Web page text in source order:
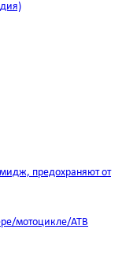
предохраняют от
мотоцикле/АТВ